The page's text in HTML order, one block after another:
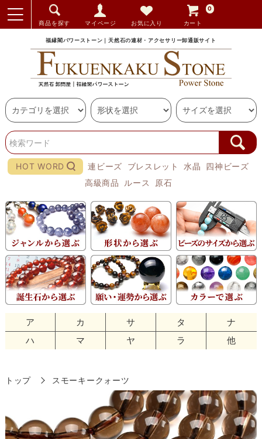
商品を探す マイページ お気に入り カート
0
福縁閣パワーストーン｜天然石の連材・アクセサリー卸通販サイト
HOT WORD 連ビーズ ブレスレット 水晶
四神ビーズ
高級商品
ルース 原石
ア カ サ タ
ナ
ハ
マ ヤ ラ 他
トップ スモーキークォーツ